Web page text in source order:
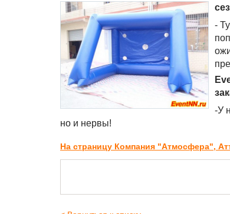
-
-У
но и нервы!
На страницу Компания "Атмосфера",